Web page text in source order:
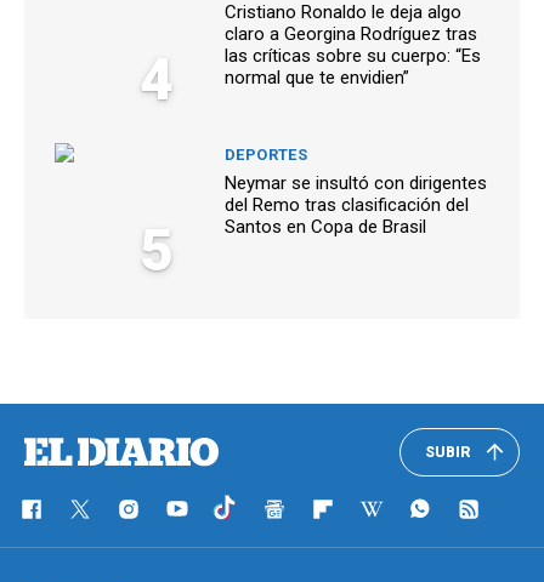
4
Cristiano Ronaldo le deja algo
claro a Georgina Rodríguez tras
las críticas sobre su cuerpo: “Es
normal que te envidien”
5
DEPORTES
Neymar se insultó con dirigentes
del Remo tras clasificación del
Santos en Copa de Brasil
SUBIR